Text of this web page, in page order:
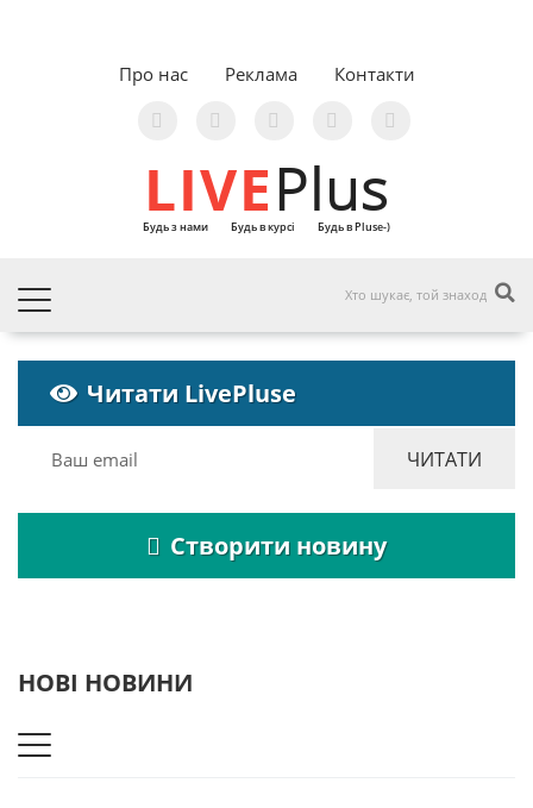
Про нас Реклама Контакти
LIVEPlus
Будь з нами Будь в курсі Будь в Pluse-)
Читати LivePluse
Створити новину
НОВІ НОВИНИ